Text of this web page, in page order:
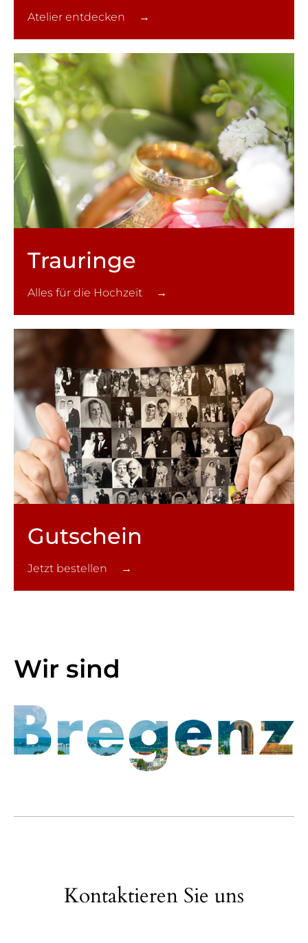
Atelier entdecken →
Trauringe
Alles für die Hochzeit →
Gutschein
Jetzt bestellen →
Wir sind
Kontaktieren Sie uns